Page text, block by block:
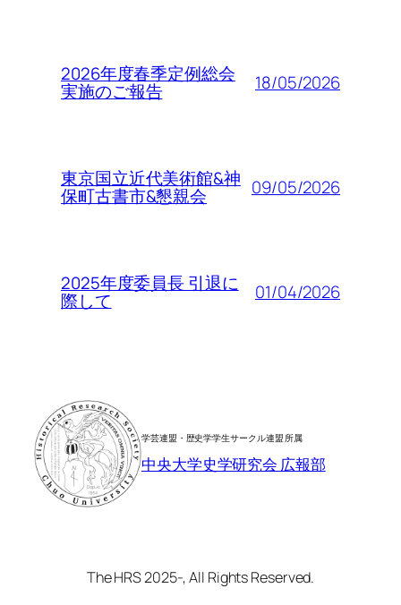
2026年度春季定例総会
実施のご報告 18/05/2026
東京国立近代美術館&神
保町古書市&懇親会 09/05/2026
2025年度委員長 引退に
際して 01/04/2026
学芸連盟・歴史学学生サークル連盟 所属
中央大学史学研究会 広報部
The HRS 2025-, All Rights Reserved.